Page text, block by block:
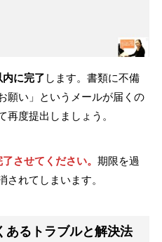
に完了 します。書類に不備
願い」というメールが届くの
再度提出しましょう。
させてください。 期限を過
されてしまいます。
るトラブルと解決法